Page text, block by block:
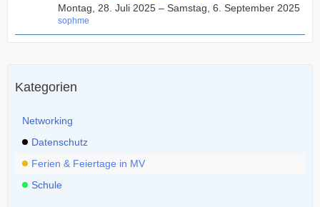
Montag, 28. Juli 2025 – Samstag, 6. September 2025
sophme
Kategorien
Networking
Datenschutz
Ferien & Feiertage in MV
Schule